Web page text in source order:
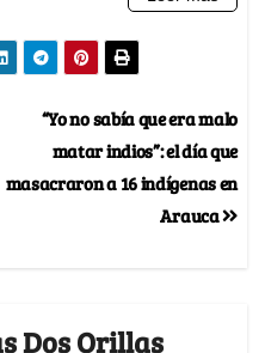
“Yo no sabía que era malo
matar indios”: el día que
masacraron a 16 indígenas en
Arauca
Dos Orillas